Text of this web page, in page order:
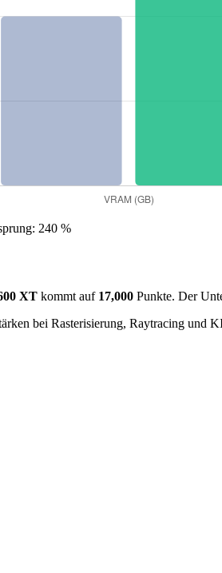
240 %
XT kommt auf 17,000 Punkte. Der
bei Rasterisierung, Raytracing und